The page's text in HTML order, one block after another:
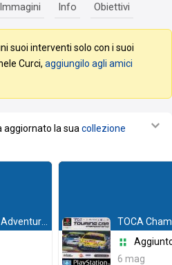
Immagini Info Obiettivi
suoi interventi solo con i suoi
Curci, aggiungilo agli amici
aggiornato la sua collezione
6 mag